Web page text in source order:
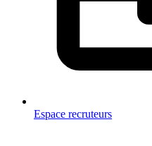
Espace recruteurs